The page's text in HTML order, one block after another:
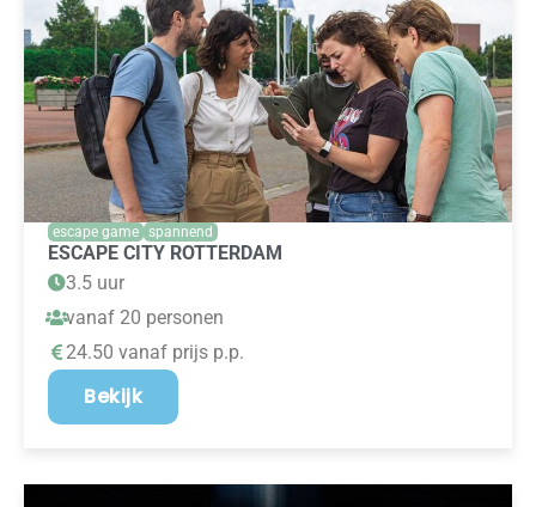
escape game spannend
ESCAPE CITY ROTTERDAM
3.5 uur
vanaf 20 personen
24.50 vanaf prijs p.p.
Bekijk